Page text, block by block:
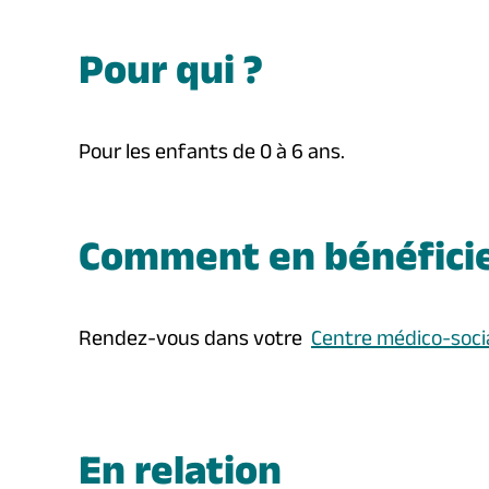
Pour qui ?
Pour les enfants de 0 à 6 ans.
Comment en
Rendez-vous dans votre Centre médico-